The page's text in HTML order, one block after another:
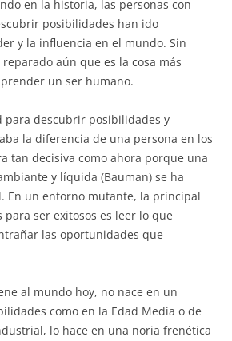
en la historia, las personas con
posibilidades han ido
y la influencia en el mundo. Sin
aún que es la cosa más
un ser humano.
para descubrir posibilidades y
la diferencia de una persona en los
tan decisiva como ahora porque una
y líquida (Bauman) se ha
En un entorno mutante, la principal
ser exitosos es leer lo que
las oportunidades que
al mundo hoy, no nace en un
como en la Edad Media o de
lo hace en una noria frenética